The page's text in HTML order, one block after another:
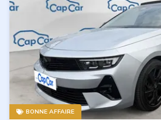
BONNE AFFAIRE